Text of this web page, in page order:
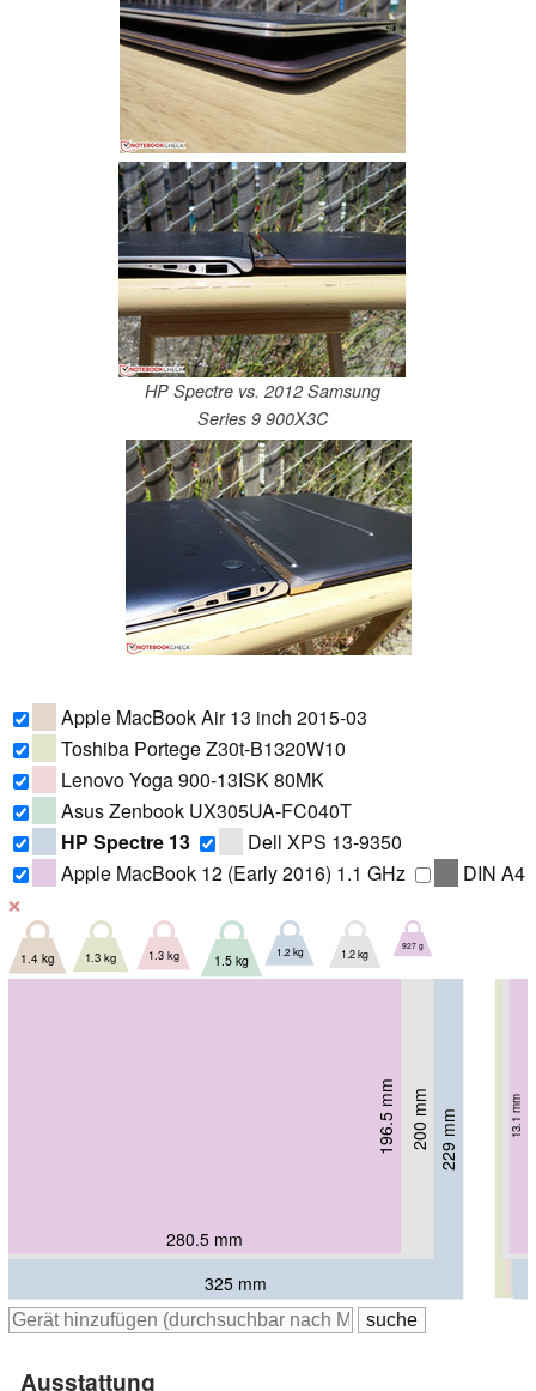
HP Spectre vs. 2012 Samsung
Series 9 900X3C
Apple MacBook Air 13 inch 2015-03
Toshiba Portege Z30t-B1320W10
Lenovo Yoga 900-13ISK 80MK
Asus Zenbook UX305UA-FC040T
HP Spectre 13
Dell XPS 13-9350
Apple MacBook 12 (Early 2016) 1.1 GHz
DIN A4
❌
325 mm
227 mm 17 mm
1.4 kg
316 mm
228 mm 23 mm
1.3 kg
324 mm
225 mm 14.9 mm
1.3 kg
324 mm
226 mm 12 mm
1.5 kg
325 mm
229 mm 10.4 mm
1.2 kg
304 mm
200 mm 18.5 mm
1.2 kg
280.5 mm
196.5 mm 13.1 mm
927 g
Ausstattung